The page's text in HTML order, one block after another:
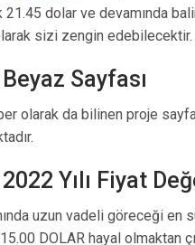
dolar ve devamında
sizi zengin edebilecektir.
Sayfası
olarak da bilinen proje
Yılı Fiyat
uzun vadeli göreceği en
DOLAR hayal olmaktan